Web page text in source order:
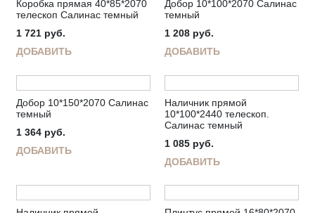
Коробка прямая 40*85*2070
телескоп Салинас темный
1 721 руб.
ДОБАВИТЬ
Добор 10*100*2070 Салинас
темный
1 208 руб.
ДОБАВИТЬ
Добор 10*150*2070 Салинас
темный
1 364 руб.
ДОБАВИТЬ
Наличник прямой
10*100*2440 телескоп.
Салинас темный
1 085 руб.
ДОБАВИТЬ